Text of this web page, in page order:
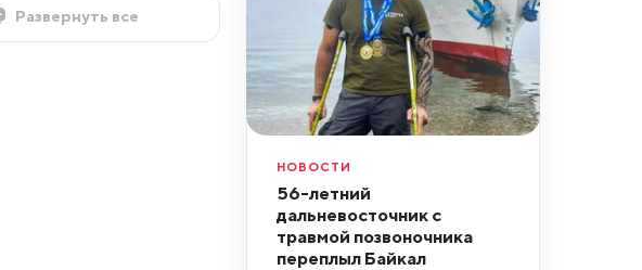
Развернуть все
НОВОСТИ
56-летний
дальневосточник с
травмой позвоночника
переплыл Байкал